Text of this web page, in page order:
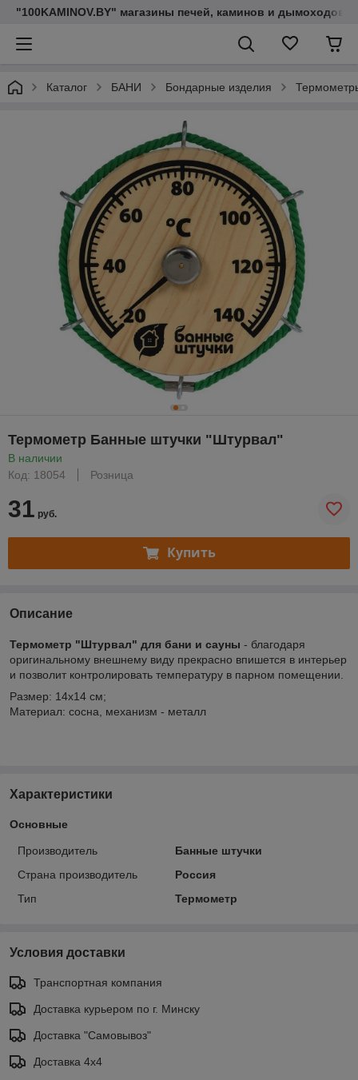
"100KAMINOV.BY" магазины печей, каминов и дымоходов
Каталог БАНИ Бондарные изделия
Термометр Банные штучки "Штурвал"
В наличии
Код: 18054
Розница
31 руб.
Купить
Описание
Термометр "Штурвал" для бани и сауны - благодаря
оригинальному внешнему виду прекрасно впишется в интерьер
и позволит контролировать температуру в парном помещении.
Размер: 14х14 см;
Материал: сосна, механизм - металл
Характеристики
Основные
Производитель
Банные штучки
Страна производитель
Россия
Тип
Термометр
Условия доставки
Транспортная компания
Доставка курьером по г. Минску
Доставка "Самовывоз"
Доставка 4х4